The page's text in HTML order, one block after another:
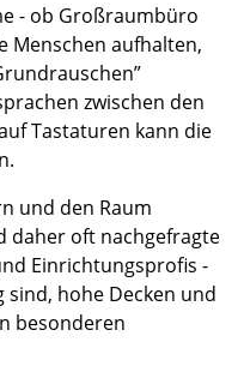
- ob Großraumbüro
Menschen aufhalten,
zwischen den
Tastaturen kann die
und den Raum
daher oft nachgefragte
Einrichtungsprofis -
sind, hohe Decken und
besonderen